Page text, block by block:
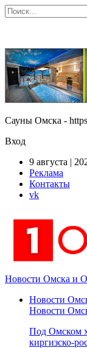
Сауны Омска -
Вход
9 августа |
Реклама
Контакты
vk
Новости Омска и
Новости
Новости
Под Омском
киргизско-